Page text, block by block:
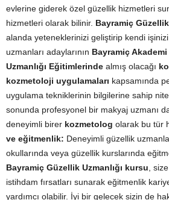
evlerine giderek özel güzellik hizmetleri
hizmetleri olarak bilinir. Bayramiç
alanda yeteneklerinizi geliştirip kendi
uzmanları adaylarının Bayramiç
Uzmanlığı Eğitimlerinde almış olacağı
kozmetoloji uygulamaları kapsamında
uygulama tekniklerinin bilgilerine sahip
sonunda profesyonel bir makyaj uzmanı
deneyimli birer kozmetolog olarak bu tür
ve eğitmenlik: Deneyimli güzellik
okullarında veya güzellik kurslarında
Bayramiç Güzellik Uzmanlığı kursu,
istihdam fırsatları sunarak eğitmenlik
yardımcı olabilir. İyi bir gelecek sizin de